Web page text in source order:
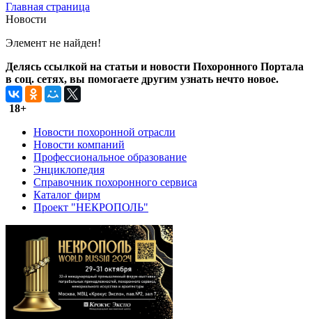
Главная страница
Новости
Элемент не найден!
Делясь ссылкой на статьи и новости Похоронного Портала
в соц. сетях, вы помогаете другим узнать нечто новое.
18+
Новости похоронной отрасли
Новости компаний
Профессиональное образование
Энциклопедия
Справочник похоронного сервиса
Каталог фирм
Проект "НЕКРОПОЛЬ"